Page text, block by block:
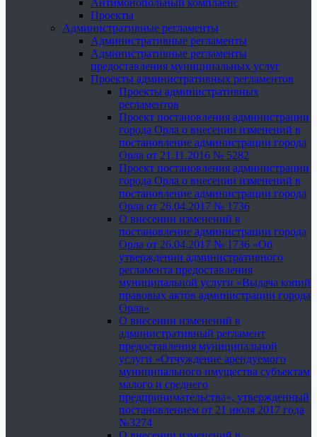
Антимонопольный комплаенс
Проекты
Административные регламенты
Административные регламенты
Административные регламенты
предоставления муниципальных услуг
Проекты административных регламентов
Проекты административных
регламентов
Проект постановления администрации
города Орла о внесении изменений в
постановление администрации города
Орла от 21.11.2016 № 5282
Проект постановления администрации
города Орла о внесении изменений в
постановление администрации города
Орла от 26.04.2017 № 1736
О внесении изменений в
постановление администрации города
Орла от 26.04.2017 № 1736 «Об
утверждении административного
регламента предоставления
муниципальной услуги «Выдача копий
правовых актов администрации города
Орла»
О внесении изменений в
административный регламент
предоставления муниципальной
услуги «Отчуждение арендуемого
муниципального имущества субъектам
малого и среднего
предпринимательства», утвержденный
постановлением от 21 июля 2017 года
№3274